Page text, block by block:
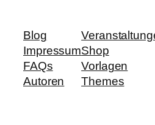
Blog
Impressum
FAQs
Autoren
Shop
Vorlagen
Themes